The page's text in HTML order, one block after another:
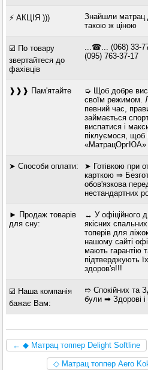
⚡ АКЦІЯ )))
Знайшли
такою ж ціною
☑️ По товару
звертайтеся до
фахівців
...☎... (068) 33-
(095) 763-37-17
❱❱❱ Пам'ятайте
➭ Щоб добре
своїм режимом.
певний час,
займається
виспатися і
піклуємося,
«МатрацОргЮА»
➤ Способи оплати:
➤ Готівкою при
карткою ⇒
обов'язкова
нестандартних
► Продаж товарів
для сну:
↔ У офіційного
якісних
топерів для
нашому сайті
мають гарантію
підтверджують
здоров'я!!!
☑️ Наша компанія
бажає Вам:
➱ Спокійних та
були ➡ Здорові і
← ◆ Матрац топпер Delight Softline
◇ Матрац топпер Aero